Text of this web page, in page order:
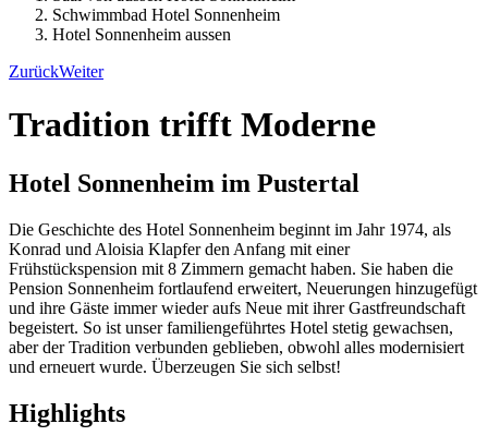
Schwimmbad Hotel Sonnenheim
Hotel Sonnenheim aussen
ZurückWeiter
Tradition trifft Moderne
Hotel Sonnenheim im Pustertal
Die Geschichte des Hotel Sonnenheim beginnt im Jahr 1974, als
Konrad und Aloisia Klapfer den Anfang mit einer
Frühstückspension mit 8 Zimmern gemacht haben. Sie haben die
Pension Sonnenheim fortlaufend erweitert, Neuerungen hinzugefügt
und ihre Gäste immer wieder aufs Neue mit ihrer Gastfreundschaft
begeistert. So ist unser familiengeführtes Hotel stetig gewachsen,
aber der Tradition verbunden geblieben, obwohl alles modernisiert
und erneuert wurde. Überzeugen Sie sich selbst!
Highlights